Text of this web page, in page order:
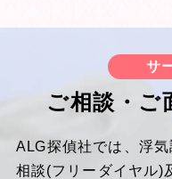
サ
ご相談・ご
ALG探偵社では、浮
相談(フリーダイヤル)